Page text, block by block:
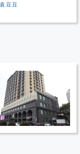
袁豆豆